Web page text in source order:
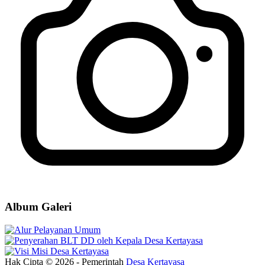
Pemdes Kertayasa
09 Januari 2022
Album Galeri
Hak Cipta © 2026 - Pemerintah Desa Kertayasa